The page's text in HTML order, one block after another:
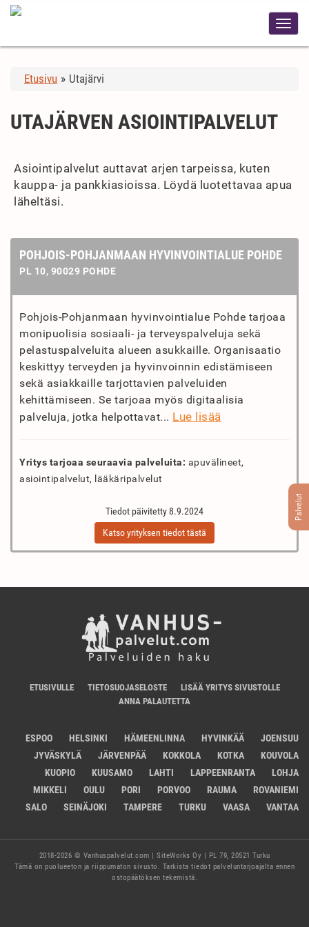
Etusivu » Utajärvi
Palvelut
UTAJÄRVEN ASIOINTIPALVELUT
Asiointipalvelut auttavat arjen tarpeissa, kuten
kauppa- ja pankkiasioissa. Löydä luotettavaa apua
läheltäsi.
POHJOIS-POHJANMAAN HYVINVOINTIALUE POHDE
PL 10, 90029 POHDE
Pohjois-Pohjanmaan hyvinvointialue Pohde tarjoaa
monipuolisia sosiaali- ja terveyspalveluja sekä
pelastuspalveluita alueen asukkaille. Organisaatio
keskittyy terveyden ja hyvinvoinnin edistämiseen
sekä asiakkaille tarjottavien palveluiden
kehittämiseen. Se tarjoaa myös digitaalisia
palveluja, jotka helpottavat... Lue lisää
Yritys tarjoaa seuraavia palveluita: apuvälineet,
asiointipalvelut, lääkäripalvelut
Tiedot päivitetty 8.9.2024
Katso yrityksen tiedot tästä
ETUSIVULLE TIETOSUOJASELOSTE
LISÄÄ YRITYS SIVUSTOLLE
ANNA PALAUTETTA
ESPOO HELSINKI HÄMEENLINNA HYVINKÄÄ
JOENSUU
JYVÄSKYLÄ
JÄRVENPÄÄ KOKKOLA KOTKA
KOUVOLA
KUOPIO
KUUSAMO LAHTI LAPPEENRANTA
LOHJA
MIKKELI
OULU PORI PORVOO RAUMA
ROVANIEMI
SALO
SEINÄJOKI TAMPERE TURKU VAASA VANTAA
2018-2026 © Vanhuspalvelut.com | SiteWorks Oy | PL 79, 20521 Turku
Tämä on puolueeton ja riippumaton sivusto. Tarkista tiedot palveluntarjoajalta ennen
ostopäätöksen tekemistä.